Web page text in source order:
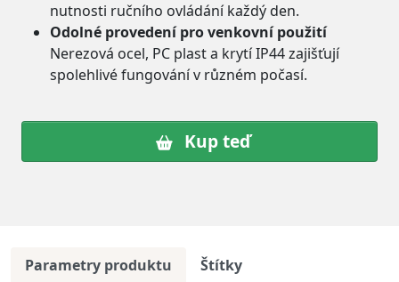
nutnosti ručního ovládání každý den.
Odolné provedení pro venkovní použití
Nerezová ocel, PC plast a krytí IP44 zajišťují
spolehlivé fungování v různém počasí.
Kup teď
Parametry produktu Štítky